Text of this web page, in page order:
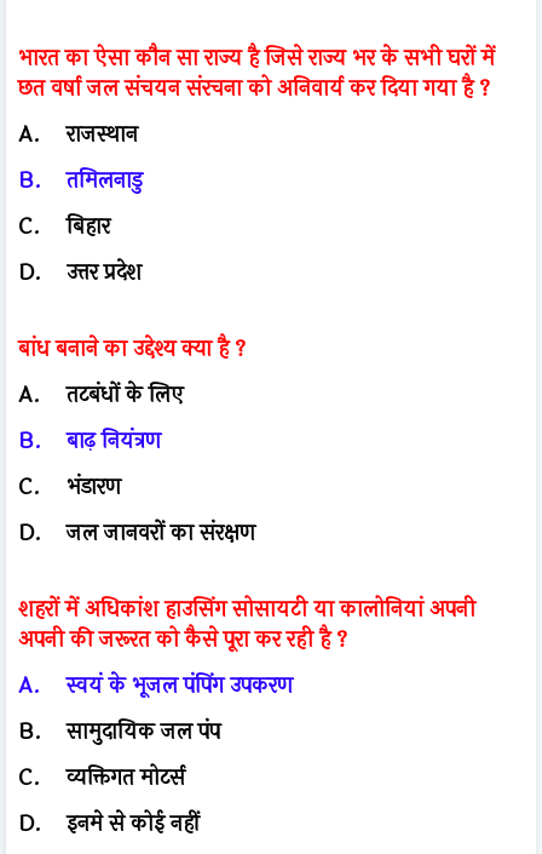
भारत का ऐसा कौन सा राज्य है जिसे राज्य भर के सभी घरों में
छत वर्षा जल संचयन संरचना को अनिवार्य कर दिया गया है ?
A.
राजस्थान
B.
तमिलनाडु
C.
बिहार
D.
उत्तर प्रदेश
बांध बनाने का उद्देश्य क्या है ?
A.
तटबंधों के लिए
B.
बाढ़ नियंत्रण
C.
भंडारण
D.
जल जानवरों का संरक्षण
शहरों में अधिकांश हाउसिंग सोसायटी या कालोनियां अपनी
अपनी की जरूरत को कैसे पूरा कर रही है ?
A.
स्वयं के भूजल पंपिंग उपकरण
B.
सामुदायिक जल पंप
C.
व्यक्तिगत मोटर्स
D.
इनमे से कोई नहीं